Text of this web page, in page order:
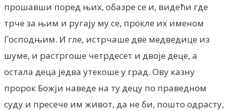
прошавши поред њих, обазре се и, видећи где
трче за њим и ругају му се, прокле их именом
Господњим. И гле, истрчаше две медведице из
шуме, и растргоше четрдесет и двоје деце, а
остала деца једва утекоше у град. Ову казну
пророк Божји наведе на ту децу по праведном
суду и пресече им живот, да не би, пошто одрасту,